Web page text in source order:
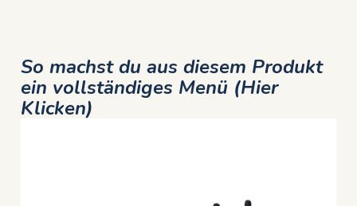
So machst du aus diesem Produkt
ein vollständiges Menü (Hier
Klicken)